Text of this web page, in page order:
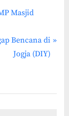
Masjid
Bencana di
Jogja (DIY)